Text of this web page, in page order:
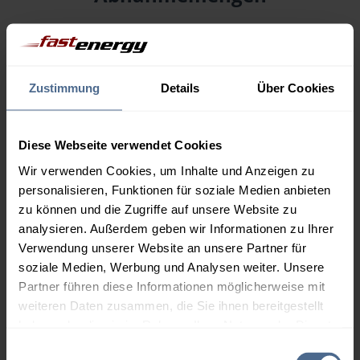
Zustimmung Details Über Cookies
Diese Webseite verwendet Cookies
Wir verwenden Cookies, um Inhalte und Anzeigen zu
personalisieren, Funktionen für soziale Medien anbieten
zu können und die Zugriffe auf unsere Website zu
analysieren. Außerdem geben wir Informationen zu Ihrer
Verwendung unserer Website an unsere Partner für
soziale Medien, Werbung und Analysen weiter. Unsere
Partner führen diese Informationen möglicherweise mit
weiteren Daten zusammen, die Sie ihnen bereitgestellt
Menge
1.000 Liter 0,00 €
2.000 Liter
160,28 €
3.000 Liter
158,21 €
158,21 €
0,00 €
5.000 Liter
156,70 €
156,70 €
Preise für Heizöl in Standardqualität nach Ö-Norm C 1109 in € / 100
Liter inkl. MwSt. und Lieferung bei einer Lieferstelle.